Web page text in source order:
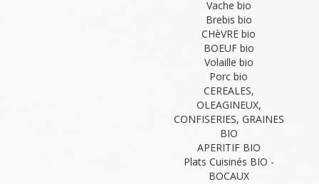
Vache bio
Brebis bio
CHèVRE bio
BOEUF bio
Volaille bio
Porc bio
CEREALES,
OLEAGINEUX,
CONFISERIES, GRAINES
BIO
APERITIF BIO
Plats Cuisinés BIO -
BOCAUX